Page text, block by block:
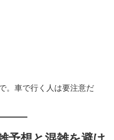
。車で行く人は要注意だ